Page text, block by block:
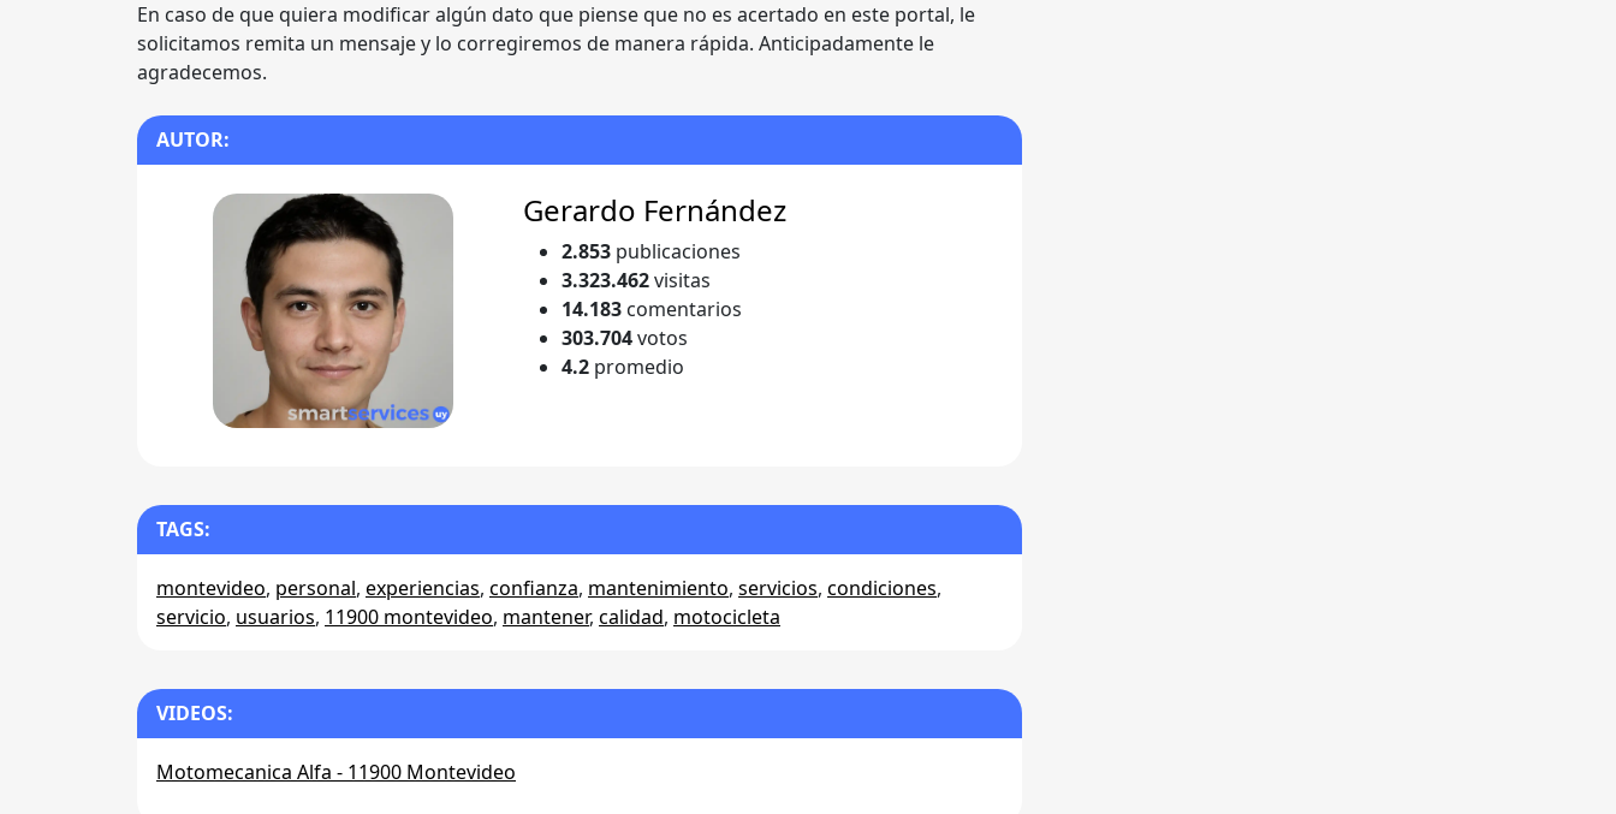
En caso de que quiera modificar algún dato que piense que no es acertado en este portal, le
solicitamos remita un mensaje y lo corregiremos de manera rápida. Anticipadamente le
agradecemos.
AUTOR:
Gerardo Fernández
2.853 publicaciones
3.323.462visitas
14.183 comentarios
303.704votos
4.2 promedio
TAGS:
montevideo, personal, experiencias, confianza, mantenimiento, servicios, condiciones,
servicio, usuarios, 11900 montevideo, mantener, calidad, motocicleta
VIDEOS:
Motomecanica Alfa - 11900 Montevideo